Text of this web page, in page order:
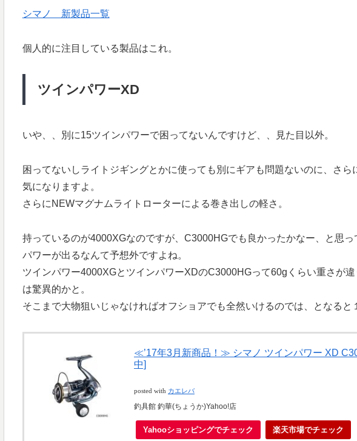
シマノ 新製品一覧
個人的に注目している製品はこれ。
ツインパワーXD
いや、、別に15ツインパワーで困ってないんですけど、、見た目以外。
困ってないしライトジギングとかに使っても別にギアも問題ないのに、さ
気になりますよ。
さらにNEWマグナムライトローターによる巻き出しの軽さ。
持っているのが4000XGなのですが、C3000HGでも良かったかなー、と思
パワーが出るなんて予想外ですよね。
ツインパワー4000XGとツインパワーXDのC3000HGって60gくらい重さが
は驚異的かと。
そこまで大物狙いじゃなければオフショアでも全然いけるのでは、となると
≪’17年3月新商品！≫ シマノ ツインパワー XD
中]
posted with カエレバ
釣具館 釣華(ちょうか)Yahoo!店
Yahooショッピングでチェック 楽天市場でチェック